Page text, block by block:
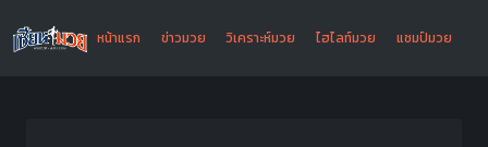
หน้าแรก ข่าวมวย วิเคราะห์มวย ไฮไลท์มวย แชมป์มวย